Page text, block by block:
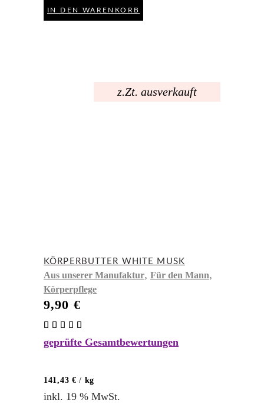
IN DEN WARENKORB
z.Zt. ausverkauft
KÖRPERBUTTER WHITE MUSK
Aus unserer Manufaktur, Für den Mann,
Körperpflege
9,90 €
5.00
geprüfte Gesamtbewertungen
141,43 € / kg
inkl. 19 % MwSt.